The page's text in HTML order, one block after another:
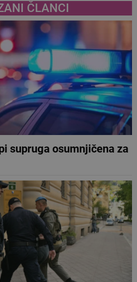
ČLANCI
supruga osumnjičena za